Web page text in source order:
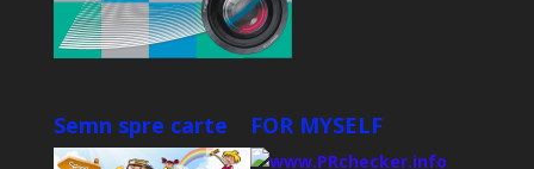
Semn spre carte FOR MYSELF